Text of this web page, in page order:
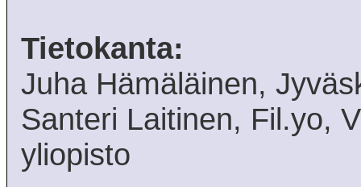
Tietokanta:
Juha Hämäläinen,
Santeri Laitinen, Fil.yo,
yliopisto